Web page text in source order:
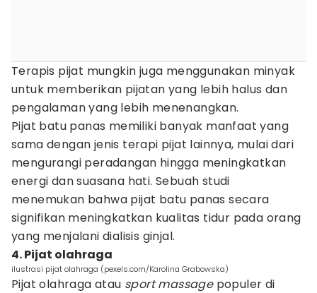
Terapis pijat mungkin juga menggunakan minyak
untuk memberikan pijatan yang lebih halus dan
pengalaman yang lebih menenangkan.
Pijat batu panas memiliki banyak manfaat yang
sama dengan jenis terapi pijat lainnya, mulai dari
mengurangi peradangan hingga meningkatkan
energi dan suasana hati. Sebuah studi
menemukan bahwa pijat batu panas secara
signifikan meningkatkan kualitas tidur pada orang
yang menjalani dialisis ginjal.
4. Pijat olahraga
ilustrasi pijat olahraga (pexels.com/Karolina Grabowska)
Pijat olahraga atau sport massagepopuler di